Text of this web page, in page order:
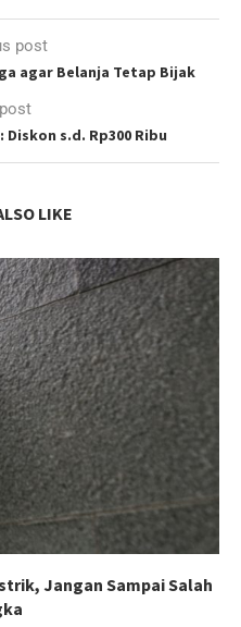
post
agar Belanja Tetap Bijak
s.d. Rp300 Ribu
LIKE
Jangan Sampai Salah